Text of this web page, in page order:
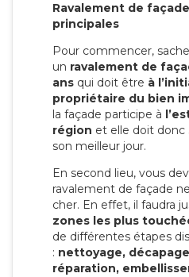
Ravalement de
principales
Pour commencer,
un ravalement de
ans qui doit être à
propriétaire du bien
la façade participe à
région et elle doit donc
son meilleur jour.
En second lieu, vous
ravalement de façade
cher. En effet, il faudra
zones les plus
de différentes étapes
: nettoyage,
réparation,